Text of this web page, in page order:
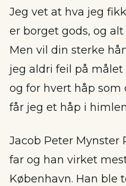
Jeg vet at hva jeg
er borget gods, og
Men vil din sterke
jeg aldri feil på målet
og for hvert håp som
får jeg et håp i
Jacob Peter Mynster
far og han virket
København. Han ble